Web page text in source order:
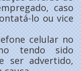
caso
lo ou vice
celular no
tendo sido
ser advertido,